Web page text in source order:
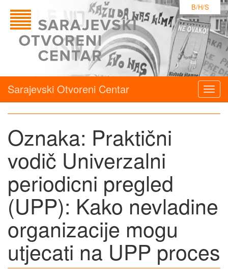
B/H/S
Sarajevski Otvoreni Centar
Oznaka: Praktični
vodič Univerzalni
periodicni pregled
(UPP): Kako nevladine
organizacije mogu
utjecati na UPP proces